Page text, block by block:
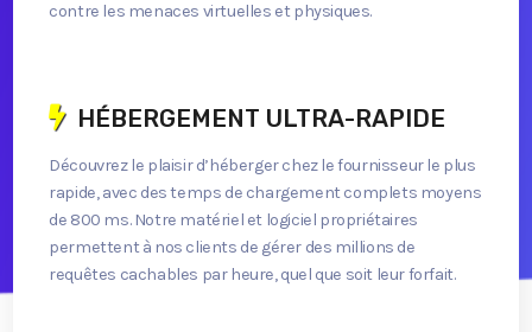
contre les menaces virtuelles et physiques.
HÉBERGEMENT ULTRA-RAPIDE
Découvrez le plaisir d’héberger chez le fournisseur le plus
rapide, avec des temps de chargement complets moyens
de 800 ms. Notre matériel et logiciel propriétaires
permettent à nos clients de gérer des millions de
requêtes cachables par heure, quel que soit leur forfait.